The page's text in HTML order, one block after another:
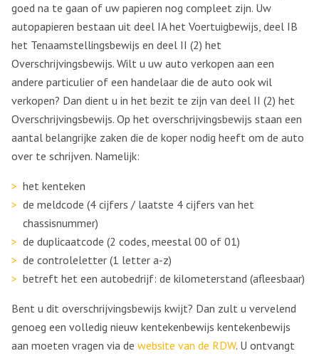
goed na te gaan of uw papieren nog compleet zijn. Uw
autopapieren bestaan uit deel IA het Voertuigbewijs, deel IB
het Tenaamstellingsbewijs en deel II (2) het
Overschrijvingsbewijs. Wilt u uw auto verkopen aan een
andere particulier of een handelaar die de auto ook wil
verkopen? Dan dient u in het bezit te zijn van deel II (2) het
Overschrijvingsbewijs. Op het overschrijvingsbewijs staan een
aantal belangrijke zaken die de koper nodig heeft om de auto
over te schrijven. Namelijk:
het kenteken
de meldcode (4 cijfers / laatste 4 cijfers van het
chassisnummer)
de duplicaatcode (2 codes, meestal 00 of 01)
de controleletter (1 letter a-z)
betreft het een autobedrijf: de kilometerstand (afleesbaar)
Bent u dit overschrijvingsbewijs kwijt? Dan zult u vervelend
genoeg een volledig nieuw kentekenbewijs kentekenbewijs
aan moeten vragen via de website van de RDW. U ontvangt